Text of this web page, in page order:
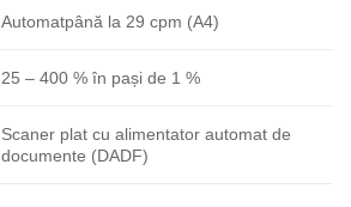
Automatpână la 29 cpm (A4)
25 – 400 % în pași de 1 %
Scaner plat cu alimentator automat de
documente (DADF)